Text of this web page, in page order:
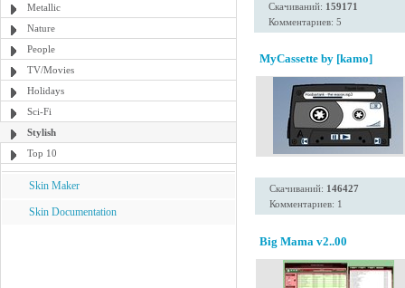
Metallic
Nature
People
TV/Movies
Holidays
Sci-Fi
Stylish
Top 10
Skin Maker
Skin Documentation
Скачиваний: 159171
Комментариев: 5
MyCassette by [kamo]
Скачиваний: 146427
Комментариев: 1
Big Mama v2..00